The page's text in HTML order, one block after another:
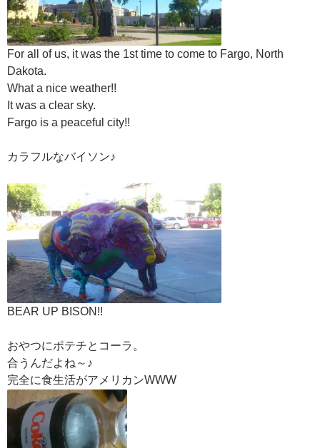
For all of us, it was the 1st time to come to Fargo, North
Dakota.
What a nice weather!!
It was a clear sky.
Fargo is a peaceful city!!
カラフルなバイソン♪
BEAR UP BISON!!
おやつにポテチとコーラ。
合うんだよね～♪
完全に食生活がアメリカンWWW